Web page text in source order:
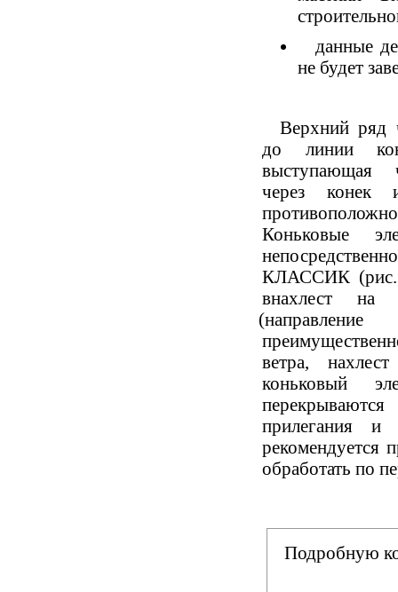
данные
не будет
Верхний ряд
до линии
выступающая
через конек
Коньковые
КЛАССИК (
внахлест
(
ветра,
коньковый
прилегания и
рекомендуется
обработать по
Подробную